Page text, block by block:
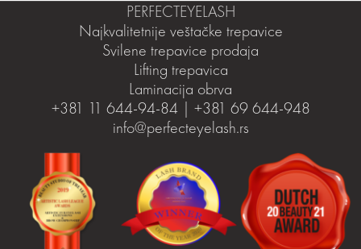
PERFECTEYELASH
Najkvalitetnije veštačke trepavice
Svilene trepavice prodaja
Lifting trepavica
Laminacija obrva
+381 11 644-94-84 | +381 69 644-948
info@perfecteyelash.rs